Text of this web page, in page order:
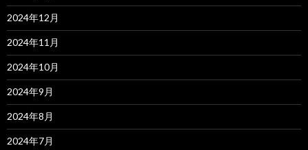
2024年12月
2024年11月
2024年10月
2024年9月
2024年8月
2024年7月